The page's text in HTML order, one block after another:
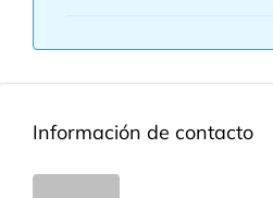
Información de contacto